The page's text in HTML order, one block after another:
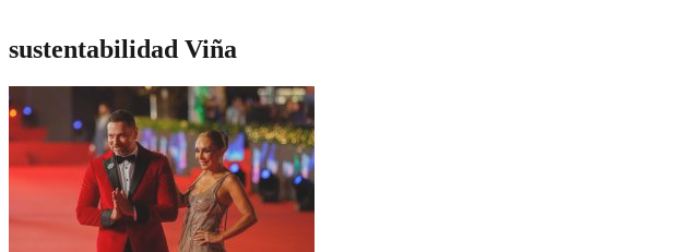
sustentabilidad Viña